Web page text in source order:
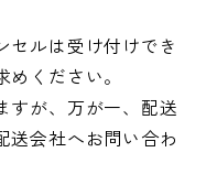
ルは受け付けでき
ください。
が、万が一、配送
送会社へお問い合わ